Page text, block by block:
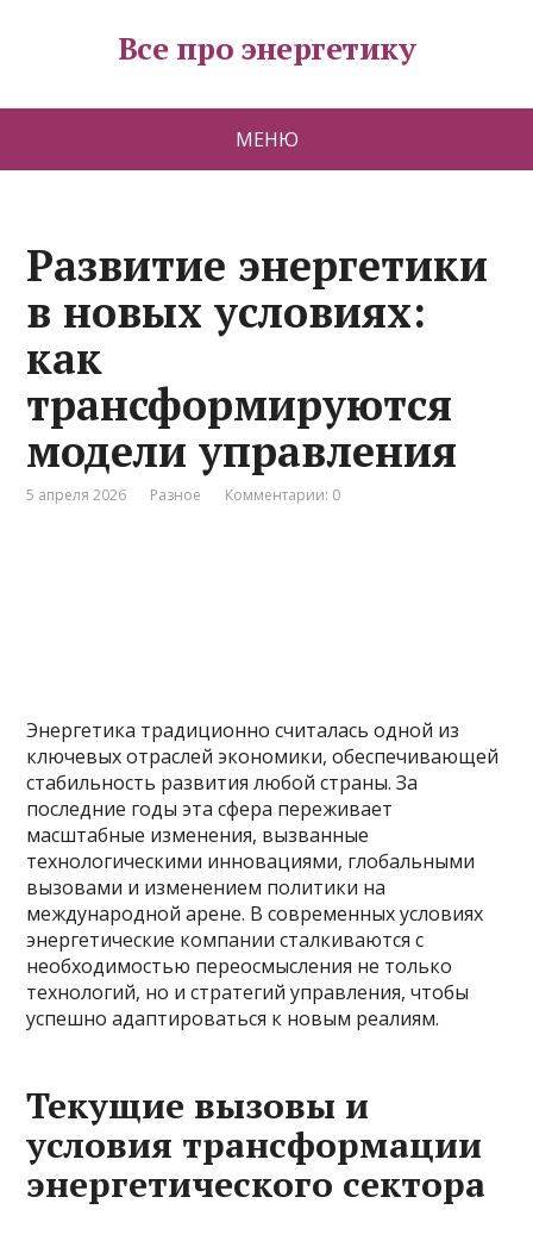
Все про энергетику
МЕНЮ
Развитие энергетики
в новых условиях:
как
трансформируются
модели управления
5 апреля 2026 Разное Комментарии: 0
Энергетика традиционно считалась одной из
ключевых отраслей экономики, обеспечивающей
стабильность развития любой страны. За
последние годы эта сфера переживает
масштабные изменения, вызванные
технологическими инновациями, глобальными
вызовами и изменением политики на
международной арене. В современных условиях
энергетические компании сталкиваются с
необходимостью переосмысления не только
технологий, но и стратегий управления, чтобы
успешно адаптироваться к новым реалиям.
Текущие вызовы и
условия трансформации
энергетического сектора